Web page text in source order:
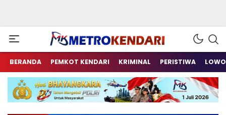
metrokendari
Berita Terkini Sulawesi Tenggara
BERANDA PEMKOT KENDARI KRIMINAL PERISTIWA